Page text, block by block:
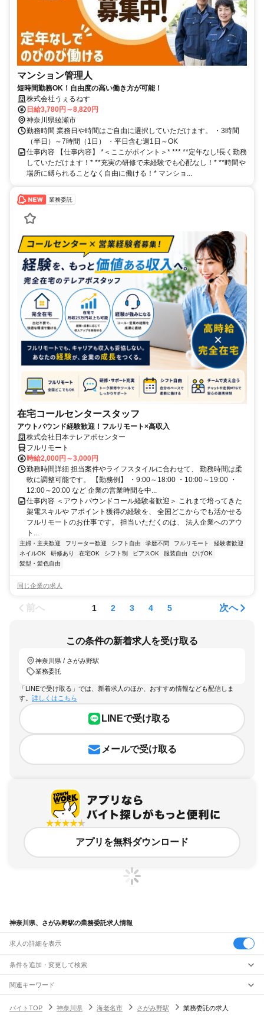
マンション管理人
短時間勤務OK！自由度の高い働き方が可能！
株式会社うぇるねす
日給3,780円～8,820円
神奈川県綾瀬市
勤務時間 業務日や時間はご自由に選択していただけます。 ・3時間
（半日）～7時間（1日） ・平日含む週1日～OK
仕事内容 【仕事内容】 *＜ここがポイント＞* *** **定年なし!長く勤務
していただけます！* **充実の研修で未経験でも心配なし！* **時間や
場所に縛られることなく自由に働ける！* マンショ...
業務委託
在宅コールセンタースタッフ
アウトバウンド経験歓迎！フルリモート×高収入
株式会社日本テレアポセンター
フルリモート
時給2,000円～3,000円
勤務時間詳細 担当案件やライフスタイルに合わせて、 勤務時間は柔
軟に調整可能です。 【勤務例】 ・9:00～18:00 ・10:00～19:00 ・
12:00～20:00 など 企業の営業時間を中...
仕事内容 ＜アウトバウンドコール経験者歓迎＞ これまで培ってきた
架電スキルや アポイント獲得の経験を、 全国どこからでも活かせる
フルリモートのお仕事です。 担当いただくのは、 法人企業へのアウ
ト...
主婦・主夫歓迎 フリーター歓迎 シフト自由 学歴不問 フルリモート
経験者歓迎
ネイルOK
研修あり 在宅OK シフト制 ピアスOK 服装自由
ひげOK
髪型・髪色自由
同じ企業の求人
前へ 1 2 3 4 5 次へ
この条件の新着求人を受け取る
神奈川県 / さがみ野駅
業務委託
「LINEで受け取る」では、新着求人のほか、おすすめ情報なども配信しま
す。 詳しくはこちら
LINEで受け取る
メールで受け取る
アプリを無料ダウンロード
神奈川県、さがみ野駅の業務委託求人情報
求人の詳細を表示
条件を追加・変更して検索
市区町村を追加・変更
神奈川県
すべて
駅を追加・変更
関連キーワード
バイトTOP
神奈川県 海老名市 さがみ野駅 業務委託の求人